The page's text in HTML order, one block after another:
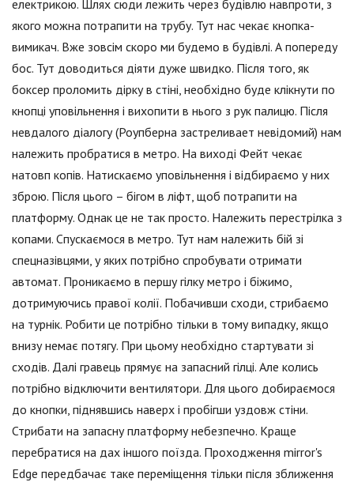
електрикою. Шлях сюди лежить через будівлю навпроти, з
якого можна потрапити на трубу. Тут нас чекає кнопка-
вимикач. Вже зовсім скоро ми будемо в будівлі. А попереду
бос. Тут доводиться діяти дуже швидко. Після того, як
боксер проломить дірку в стіні, необхідно буде клікнути по
кнопці уповільнення і вихопити в нього з рук палицю. Після
невдалого діалогу (Роупберна застреливает невідомий) нам
належить пробратися в метро. На виході Фейт чекає
натовп копів. Натискаємо уповільнення і відбираємо у них
зброю. Після цього – бігом в ліфт, щоб потрапити на
платформу. Однак це не так просто. Належить перестрілка з
копами. Спускаємося в метро. Тут нам належить бій зі
спецназівцями, у яких потрібно спробувати отримати
автомат. Проникаємо в першу гілку метро і біжимо,
дотримуючись правої колії. Побачивши сходи, стрибаємо
на турнік. Робити це потрібно тільки в тому випадку, якщо
внизу немає потягу. При цьому необхідно стартувати зі
сходів. Далі гравець прямує на запасний гілці. Але колись
потрібно відключити вентилятори. Для цього добираємося
до кнопки, піднявшись наверх і пробігши уздовж стіни.
Стрибати на запасну платформу небезпечно. Краще
перебратися на дах іншого поїзда. Проходження mirror's
Edge передбачає таке переміщення тільки після зближення